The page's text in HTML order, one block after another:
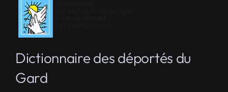
Dictionnaire des déportés du
Gard